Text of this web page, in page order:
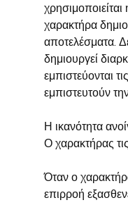
χαρακτήρα
αποτελέσματα.
δημιουργεί
εμπιστεύονται
εμπιστευτούν
Η ικανότητα
Ο χαρακτήρας
Όταν ο
επιρροή